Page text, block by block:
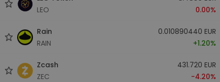
LEO
0.00%
Rain
RAIN
0.010890440 EUR
+1.20%
Zcash
ZEC
431.720 EUR
-4.20%